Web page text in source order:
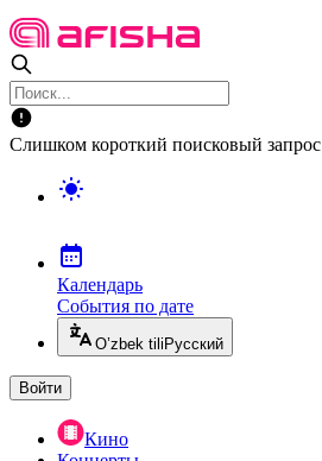
Слишком короткий поисковый запрос
Календарь
События по дате
O’zbek tili Русский
Войти
Кино